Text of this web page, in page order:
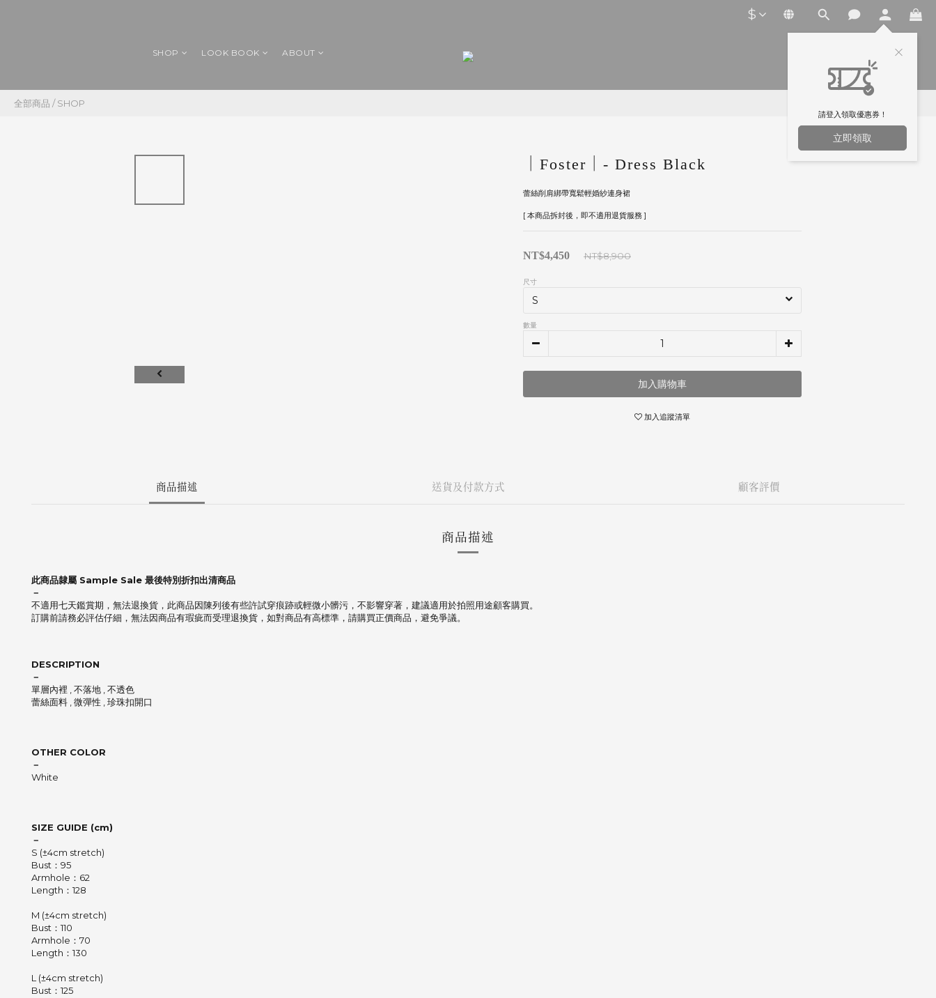
$
請登入領取優惠券！
立即領取
SHOP LOOK BOOK ABOUT
全部商品 /SHOP
｜Foster｜- Dress Black
蕾絲削肩綁帶寬鬆輕婚紗連身裙
[ 本商品拆封後，即不適用退貨服務 ]
NT$4,450 NT$8,900
尺寸
數量
加入購物車
加入追蹤清單
商品描述 送貨及付款方式 顧客評價
商品描述
此商品隸屬 Sample Sale 最後特別折扣出清商品
－
不適用七天鑑賞期，無法退換貨，此商品因陳列後有些許試穿痕跡或輕微小髒污，不影響穿著，建議適用於拍照用途顧客購買。
訂購前請務必評估仔細，無法因商品有瑕疵而受理退換貨，如對商品有高標準，請購買正價商品，避免爭議。
DESCRIPTION
－
單層內裡 , 不落地 , 不透色
蕾絲面料 , 微彈性 , 珍珠扣開口
OTHER COLOR
－
White
SIZE GUIDE (cm)
－
S (±4cm stretch)
Bust：95
Armhole：62
Length：128
M (±4cm stretch)
Bust：110
Armhole：70
Length：130
L (±4cm stretch)
Bust：125